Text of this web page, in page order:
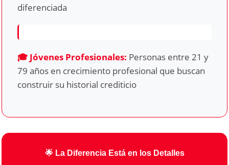
diferenciada
🎓 Jóvenes Profesionales: Personas entre 21 y
79 años en crecimiento profesional que buscan
construir su historial crediticio
🌟 La Diferencia Está en los Detalles